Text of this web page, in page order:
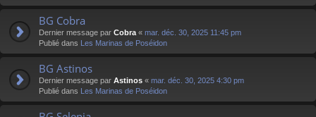
BG Cobra
Dernier message par Cobra « mar. déc. 30, 2025 11:45 pm
Publié dans Les Marinas de Poséidon
BG Astinos
Dernier message par Astinos « mar. déc. 30, 2025 4:30 pm
Publié dans Les Marinas de Poséidon